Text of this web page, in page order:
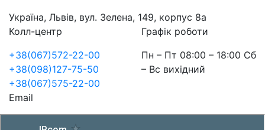
Україна, Львів, вул. Зелена, 149, корпус 8а
Колл-центр
+38(067)572-22-00
+38(098)127-75-50
+38(067)575-22-00
Графік роботи
Пн – Пт 08:00 – 18:00 Сб
– Вс вихідний
Email